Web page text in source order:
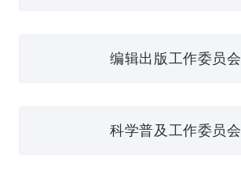
编辑出版工作委员会
科学普及工作委员会